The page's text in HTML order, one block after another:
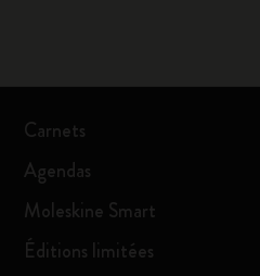
Carnets
Agendas
Moleskine Smart
Éditions limitées